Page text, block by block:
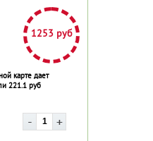
1253 руб
карте дает
221.1 руб